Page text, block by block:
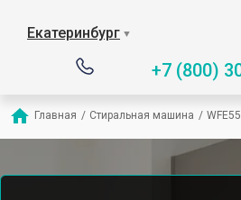
Екатеринбург ▼
+7 (800)
Главная / Стиральная машина /